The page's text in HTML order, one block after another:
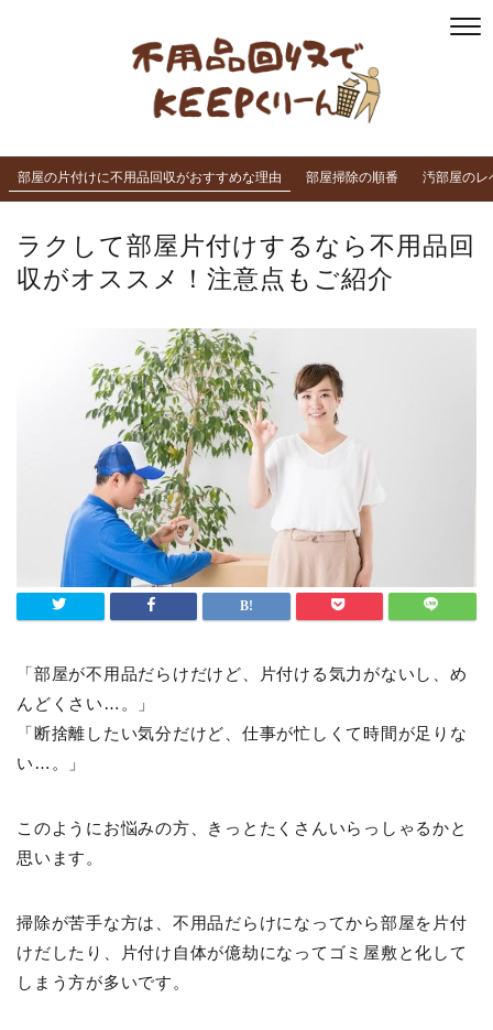
部屋の片付けに不用品回収がおすすめな理由 部屋掃除の順番 汚部屋のレ
ラクして部屋片付けするなら不用品回
収がオススメ！注意点もご紹介
「部屋が不用品だらけだけど、片付ける気力がないし、め
んどくさい…。」
「断捨離したい気分だけど、仕事が忙しくて時間が足りな
い…。」
このようにお悩みの方、きっとたくさんいらっしゃるかと
思います。
掃除が苦手な方は、不用品だらけになってから部屋を片付
けだしたり、片付け自体が億劫になってゴミ屋敷と化して
しまう方が多いです。